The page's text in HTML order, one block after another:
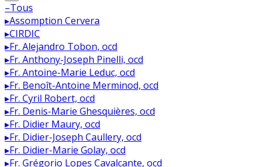
–Tous
▸Assomption Cervera
▸CIRDIC
▸Fr. Alejandro Tobon, ocd
▸Fr. Anthony-Joseph Pinelli, ocd
▸Fr. Antoine-Marie Leduc, ocd
▸Fr. Benoît-Antoine Merminod, ocd
▸Fr. Cyril Robert, ocd
▸Fr. Denis-Marie Ghesquières, ocd
▸Fr. Didier Maury, ocd
▸Fr. Didier-Joseph Caullery, ocd
▸Fr. Didier-Marie Golay, ocd
▸Fr. Grégorio Lopes Cavalcante, ocd